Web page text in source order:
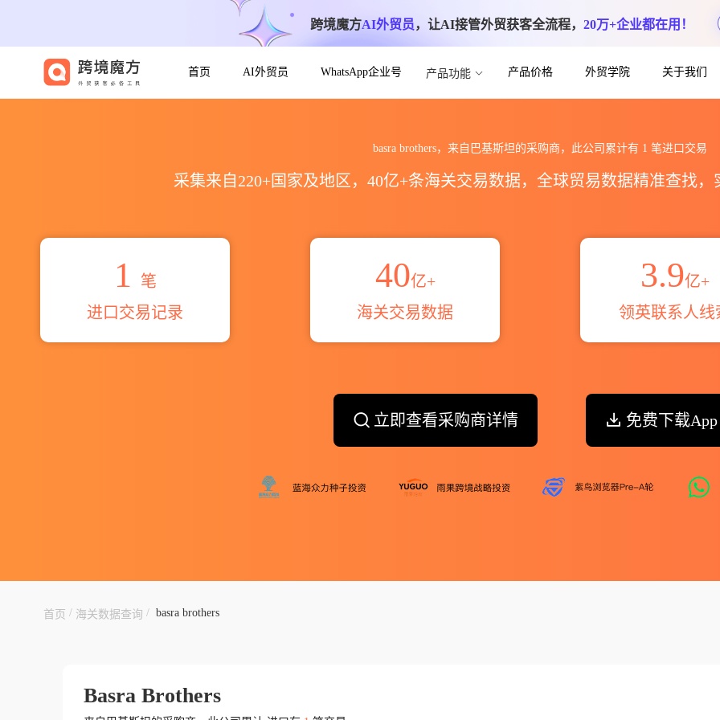
跨境魔方AI外贸员，让AI接管外贸获客全流程， 20万+企业都在用！
首页 AI外贸员 WhatsApp企业号 产品功能 产品价格 外贸学院 关于我们
basra brothers，来自巴基斯坦的采购商，此公司累计有 1 笔进口交易
采集来自220+国家及地区，40亿+条海关交易数据，全球贸易数据精准查找
1
笔
进口交易记录
40亿+
海关交易数据
3.9亿+
领英联系人线
立即查看采购商详情 免费下载App
首页 / 海关数据查询 / basra brothers
Basra Brothers